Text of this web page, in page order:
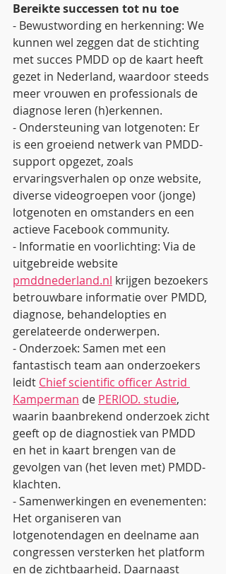
Bereikte successen tot nu toe
- Bewustwording en herkenning: We
kunnen wel zeggen dat de stichting
met succes PMDD op de kaart heeft
gezet in Nederland, waardoor steeds
meer vrouwen en professionals de
diagnose leren (h)erkennen.
- Ondersteuning van lotgenoten: Er
is een groeiend netwerk van PMDD-
support opgezet, zoals
ervaringsverhalen op onze website,
diverse videogroepen voor (jonge)
lotgenoten en omstanders en een
actieve Facebook community.
- Informatie en voorlichting: Via de
uitgebreide website
pmddnederland.nl krijgen bezoekers
betrouwbare informatie over PMDD,
diagnose, behandelopties en
gerelateerde onderwerpen.
- Onderzoek: Samen met een
fantastisch team aan onderzoekers
leidt Chief scientific officer Astrid
Kamperman de PERIOD. studie,
waarin baanbrekend onderzoek zicht
geeft op de diagnostiek van PMDD
en het in kaart brengen van de
gevolgen van (het leven met) PMDD-
klachten.
- Samenwerkingen en evenementen:
Het organiseren van
lotgenotendagen en deelname aan
congressen versterken het platform
en de zichtbaarheid. Daarnaast